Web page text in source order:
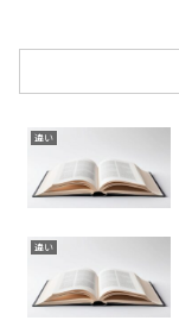
違い
違い